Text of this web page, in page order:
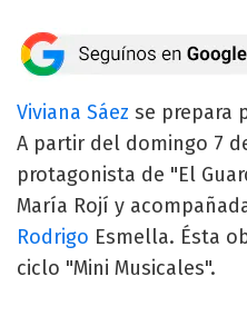
Viviana Sáez se prepara
A partir del domingo 7
protagonista de "El
María Rojí y
Rodrigo Esmella. Ésta
ciclo "Mini Musicales".